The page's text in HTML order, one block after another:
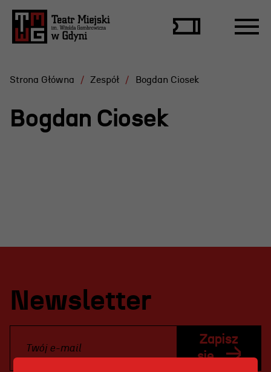
Repertuar
Festiwal R@Port
Gdyńska Nagroda Dramaturgiczna
Konkurs im. Andrzeja
Strona Główna Zespół Bogdan Ciosek
Bogdan Ciosek
Newsletter
Zapisz
się